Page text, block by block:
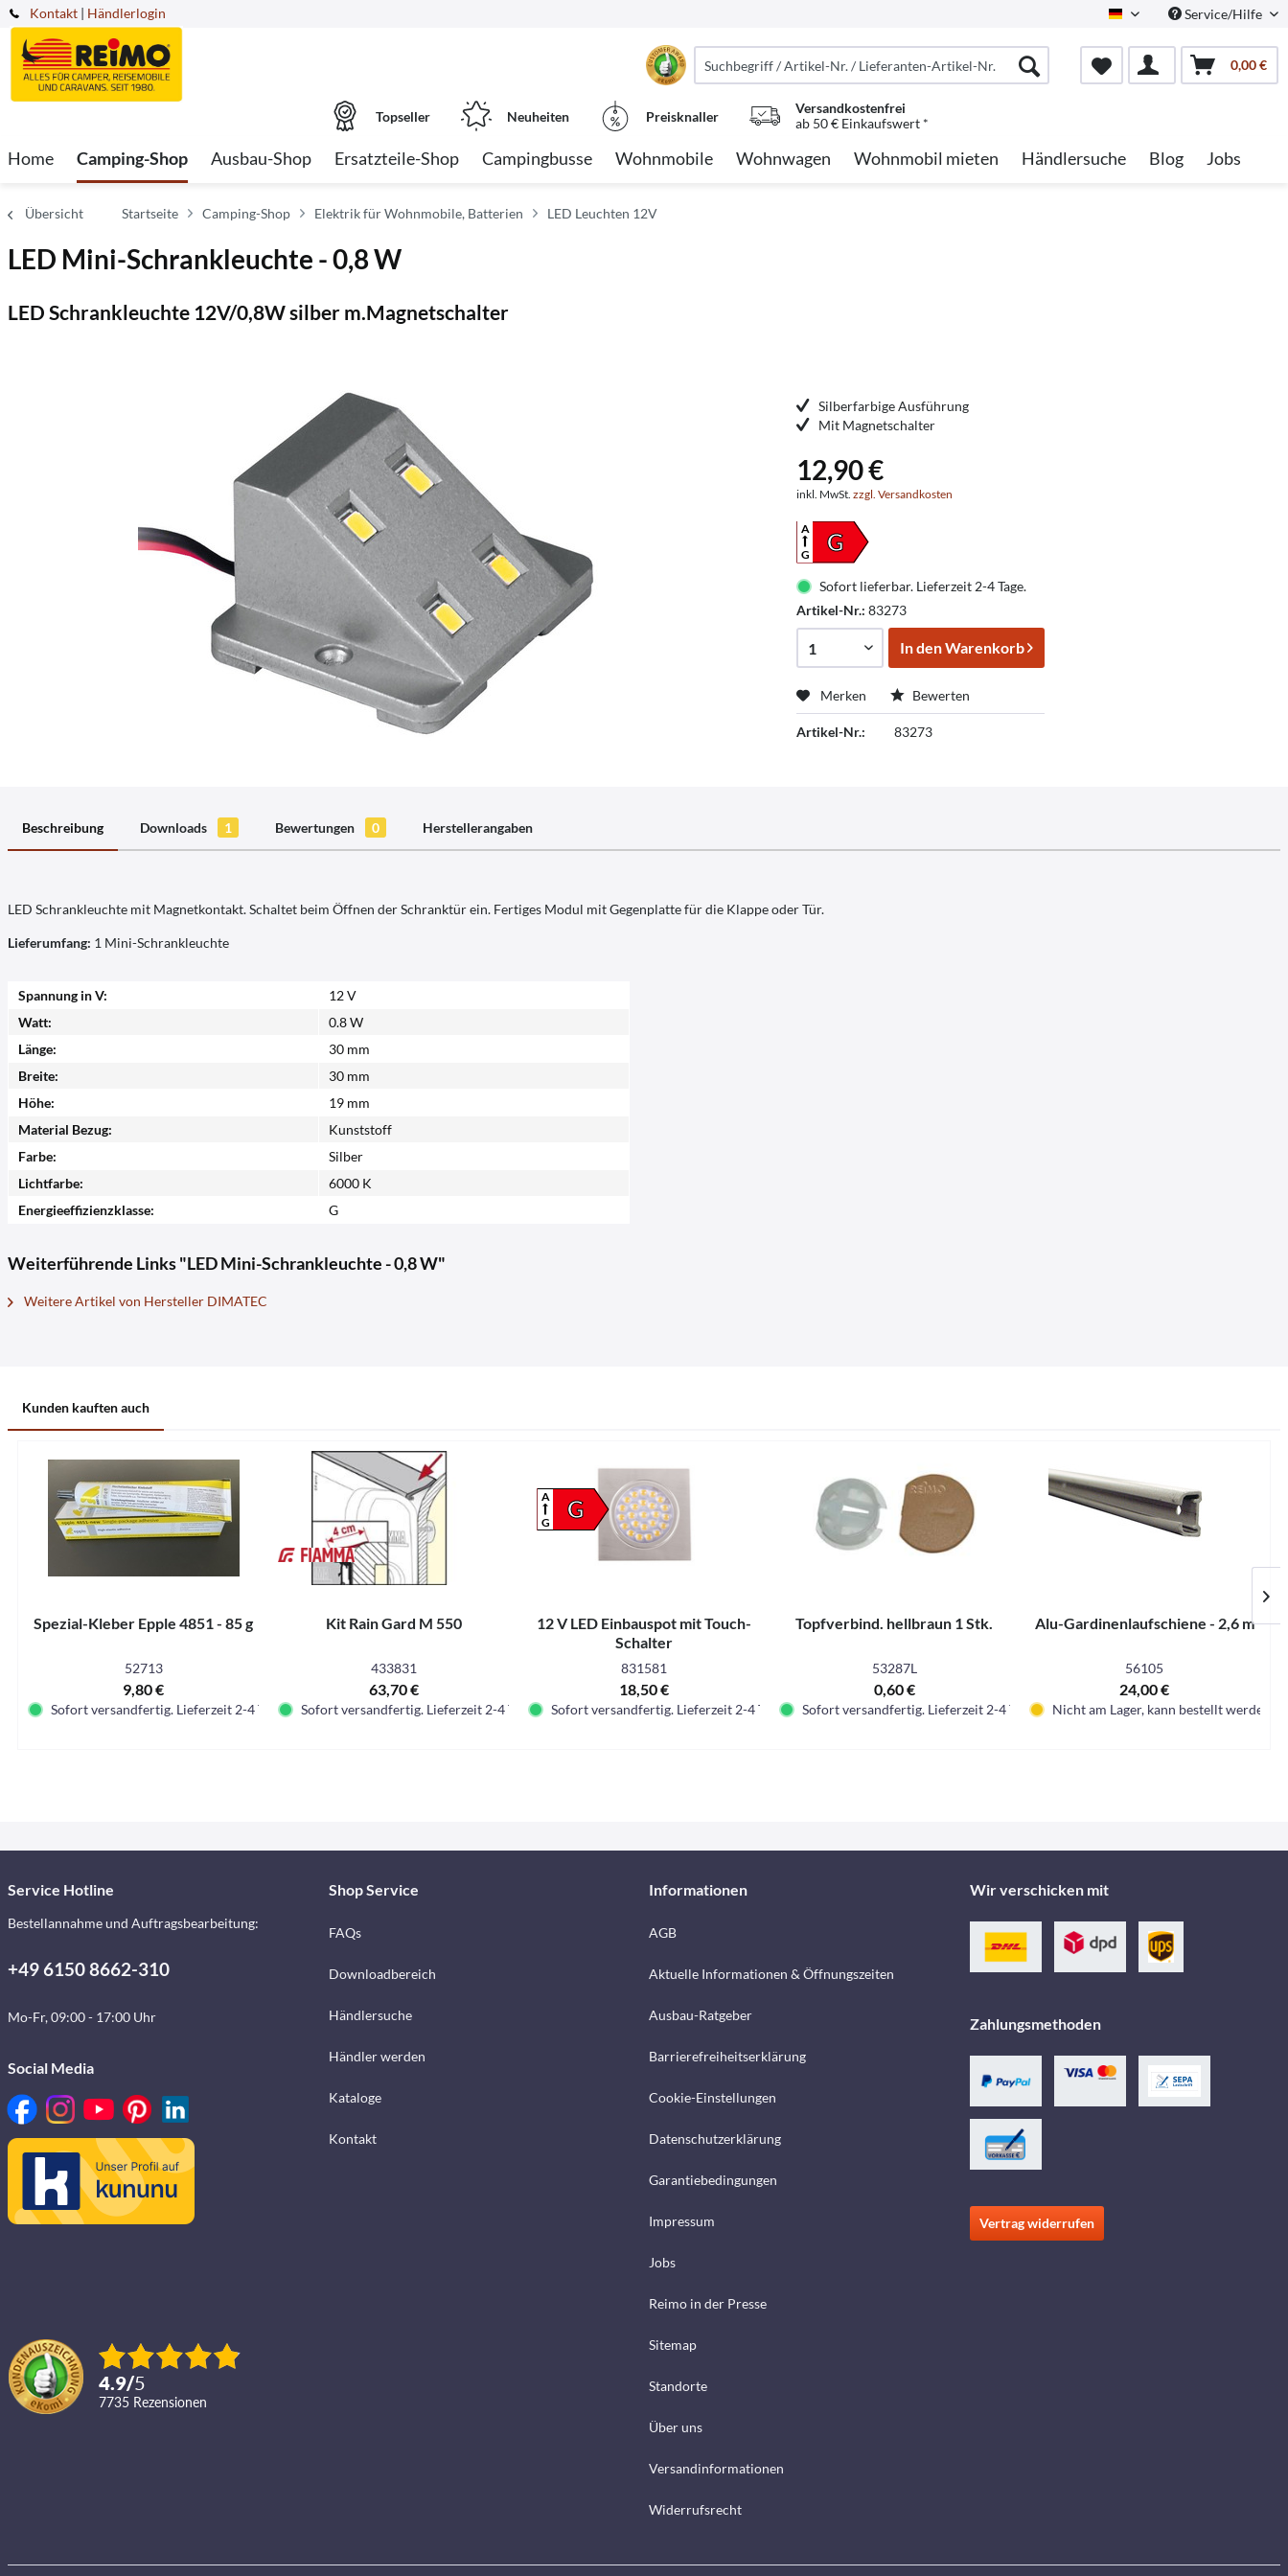
Kontakt German Service/Hilfe
| Händlerlogin
0,00 €
Topseller Neuheiten Preisknaller
Versandkostenfrei
ab 50 € Einkaufswert *
Home Camping-Shop Ausbau-Shop Ersatzteile-Shop Campingbusse Wohnmobile Wohnwagen Wohnmobil mieten Händlersuche Blog Jobs
Übersicht Startseite Camping-Shop Elektrik für Wohnmobile, Batterien LED Leuchten 12V
LED Mini-Schrankleuchte - 0,8 W
LED Schrankleuchte 12V/0,8W silber m.Magnetschalter
Silberfarbige Ausführung
Mit Magnetschalter
12,90 €
inkl. MwSt.zzgl. Versandkosten
G
A
G
Sofort lieferbar. Lieferzeit 2-4 Tage.
Artikel-Nr.:83273
In denWarenkorb
Merken Bewerten
Artikel-Nr.: 83273
Beschreibung Downloads 1 Bewertungen 0 Herstellerangaben
LED Schrankleuchte mit Magnetkontakt. Schaltet beim Öffnen der Schranktür ein. Fertiges Modul mit Gegenplatte für die Klappe oder Tür.
Lieferumfang: 1 Mini-Schrankleuchte
Spannung in V:
12 V
Watt:
0.8 W
Länge:
30 mm
Breite:
30 mm
Höhe:
19 mm
Material Bezug:
Kunststoff
Farbe:
Silber
Lichtfarbe:
6000 K
Energieeffizienzklasse:
G
Weiterführende Links "LED Mini-Schrankleuchte - 0,8 W"
Weitere Artikel von Hersteller DIMATEC
Kunden kauften auch
Spezial-Kleber Epple 4851 - 85 g
52713
9,80 €
Sofort versandfertig. Lieferzeit 2-4 Tage.
Kit Rain Gard M 550
433831
63,70 €
Sofort versandfertig. Lieferzeit 2-4 Tage.
G
A
G
12 V LED Einbauspot mit Touch-
Schalter
831581
18,50 €
Sofort versandfertig. Lieferzeit 2-4 Tage.
Topfverbind. hellbraun 1 Stk.
53287L
0,60 €
Sofort versandfertig. Lieferzeit 2-4 Tage.
Alu-Gardinenlaufschiene - 2,6 m
56105
24,00 €
Nicht am Lager, kann bestellt werden
Service Hotline
Bestellannahme und Auftragsbearbeitung:
+49 6150 8662-310
Mo-Fr, 09:00 - 17:00 Uhr
Social Media
4.9/5
7735 Rezensionen
Shop Service
FAQs
Downloadbereich
Händlersuche
Händler werden
Kataloge
Kontakt
Informationen
AGB
Aktuelle Informationen & Öffnungszeiten
Ausbau-Ratgeber
Barrierefreiheitserklärung
Cookie-Einstellungen
Datenschutzerklärung
Garantiebedingungen
Impressum
Jobs
Reimo in der Presse
Sitemap
Standorte
Über uns
Versandinformationen
Widerrufsrecht
Wir verschicken mit
Zahlungsmethoden
Vertrag widerrufen